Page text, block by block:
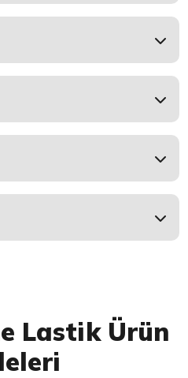
Lastik Ürün